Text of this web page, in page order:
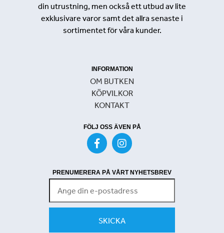
din utrustning, men också ett utbud av lite
exklusivare varor samt det allra senaste i
sortimentet för våra kunder.
INFORMATION
OM BUTKEN
KÖPVILKOR
KONTAKT
FÖLJ OSS ÄVEN PÅ
PRENUMERERA PÅ VÅRT NYHETSBREV